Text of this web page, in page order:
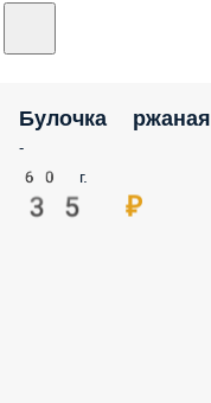
Булочка ржаная
-
60 г.
35 ₽